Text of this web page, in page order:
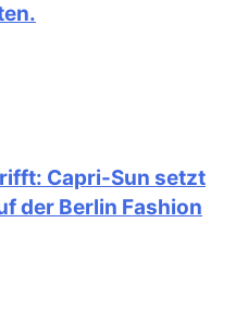
Capri-Sun setzt
der Berlin Fashion